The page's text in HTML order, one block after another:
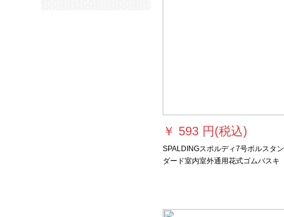
￥ 593 円(税込)
SPALDINGスポルディ7号ボルスタン
ダード室内室外通用花式ゴムバスキ